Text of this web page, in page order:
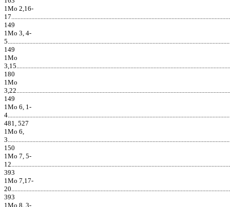
1Mo 2,16-
149
1Mo 3, 4-
149
1Mo
180
1Mo
149
1Mo 6, 1-
481, 527
1Mo 6,
150
1Mo 7, 5-
393
1Mo 7,17-
393
1Mo 8, 3-